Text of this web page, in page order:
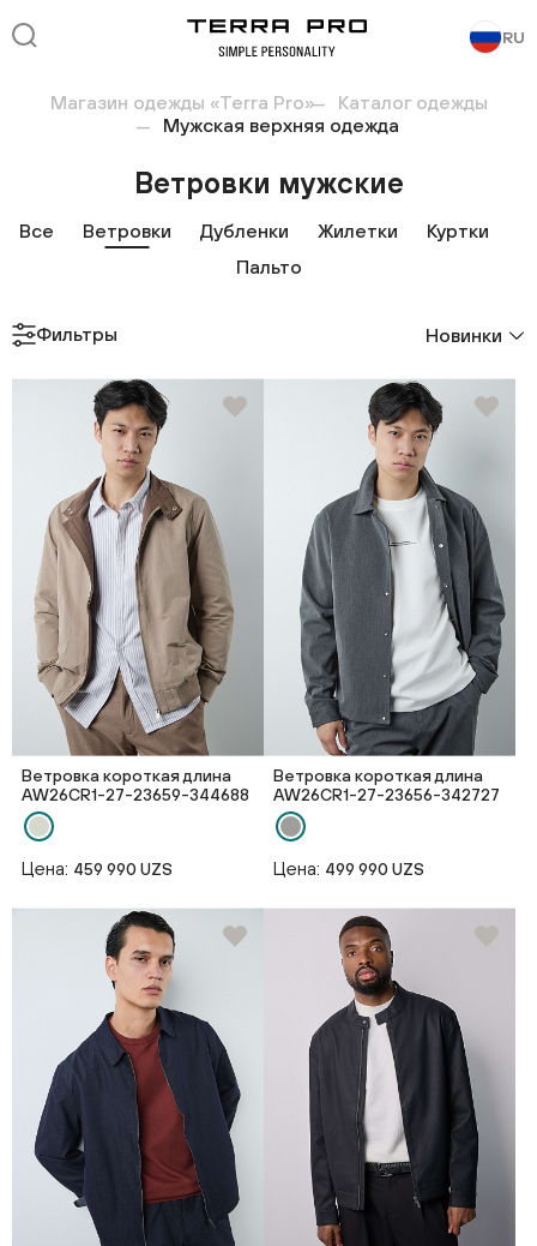
RU
Магазин одежды «Terra Pro»
Каталог одежды
Мужская верхняя одежда
Ветровки мужские
Все Ветровки Дубленки Жилетки
Куртки
Пальто
Фильтры Новинки
Ветровка короткая длина
AW26CR1-27-23659-344688
Цена: 459 990 UZS
Ветровка короткая длина
AW26CR1-27-23656-342727
Цена: 499 990 UZS